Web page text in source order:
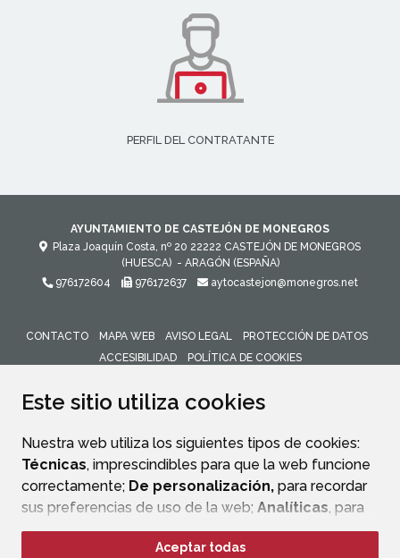
Este sitio utiliza cookies
Nuestra web utiliza los siguientes tipos de cookies:
Técnicas, imprescindibles para que la web funcione
correctamente; De personalización, para recordar
sus preferencias de uso de la web; Analíticas, para
mejorar el funcionamiento de la web y sus servicios.
Aceptar todas
PERFIL DEL CONTRATANTE
AYUNTAMIENTO DE CASTEJÓN DE MONEGROS
Plaza Joaquín Costa, nº 20 22222 CASTEJÓN DE MONEGROS
(HUESCA) - ARAGÓN (ESPAÑA)
976172604
976172637 aytocastejon@monegros.net
CONTACTO MAPA WEB AVISO LEGAL
PROTECCIÓN DE DATOS
ACCESIBILIDAD
POLÍTICA DE COOKIES